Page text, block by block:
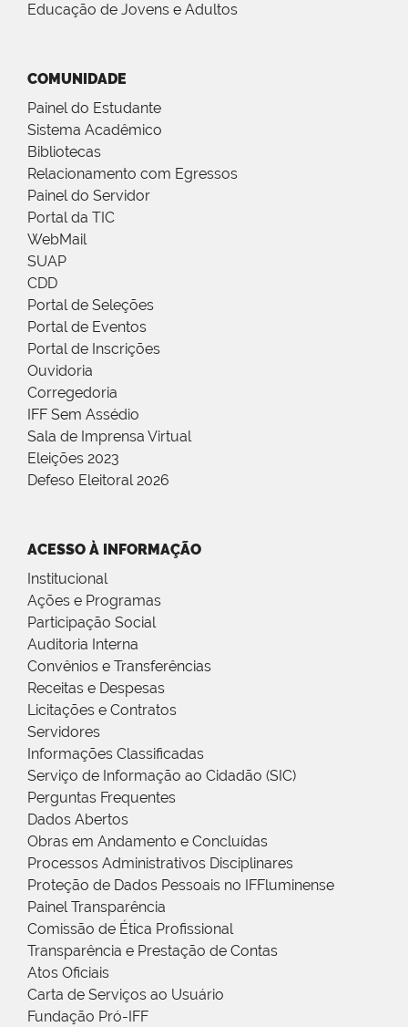
Educação de Jovens e Adultos
COMUNIDADE
Painel do Estudante
Sistema Acadêmico
Bibliotecas
Relacionamento com Egressos
Painel do Servidor
Portal da TIC
WebMail
SUAP
CDD
Portal de Seleções
Portal de Eventos
Portal de Inscrições
Ouvidoria
Corregedoria
IFF Sem Assédio
Sala de Imprensa Virtual
Eleições 2023
Defeso Eleitoral 2026
ACESSO À INFORMAÇÃO
Institucional
Ações e Programas
Participação Social
Auditoria Interna
Convênios e Transferências
Receitas e Despesas
Licitações e Contratos
Servidores
Informações Classificadas
Serviço de Informação ao Cidadão (SIC)
Perguntas Frequentes
Dados Abertos
Obras em Andamento e Concluídas
Processos Administrativos Disciplinares
Proteção de Dados Pessoais no IFFluminense
Painel Transparência
Comissão de Ética Profissional
Transparência e Prestação de Contas
Atos Oficiais
Carta de Serviços ao Usuário
Fundação Pró-IFF